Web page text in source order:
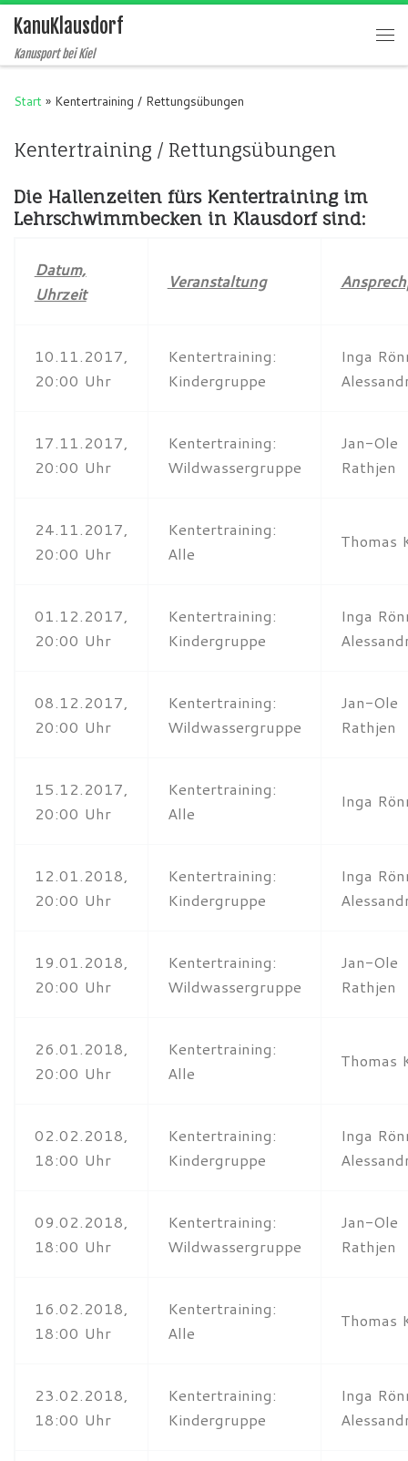
Zum Inhalt springen
KanuKlausdorf
Kanusport bei Kiel
Start » Kentertraining / Rettungsübungen
Kentertraining / Rettungsübungen
Die Hallenzeiten fürs Kentertraining im
Lehrschwimmbecken in Klausdorf sind:
Datum,
Uhrzeit
Veranstaltung
10.11.2017,
20:00 Uhr
Kentertraining:
Kindergruppe
Inga
17.11.2017,
20:00 Uhr
Kentertraining:
Wildwassergruppe
Jan-Ole
Rathjen
24.11.2017,
20:00 Uhr
Kentertraining:
Alle
Thomas
01.12.2017,
20:00 Uhr
Kentertraining:
Kindergruppe
Inga
08.12.2017,
20:00 Uhr
Kentertraining:
Wildwassergruppe
Jan-Ole
Rathjen
15.12.2017,
20:00 Uhr
Kentertraining:
Alle
Inga
12.01.2018,
20:00 Uhr
Kentertraining:
Kindergruppe
Inga
19.01.2018,
20:00 Uhr
Kentertraining:
Wildwassergruppe
Jan-Ole
Rathjen
26.01.2018,
20:00 Uhr
Kentertraining:
Alle
Thomas
02.02.2018,
18:00 Uhr
Kentertraining:
Kindergruppe
Inga
09.02.2018,
18:00 Uhr
Kentertraining:
Wildwassergruppe
Jan-Ole
Rathjen
16.02.2018,
18:00 Uhr
Kentertraining:
Alle
Thomas
23.02.2018,
18:00 Uhr
Kentertraining:
Kindergruppe
Inga